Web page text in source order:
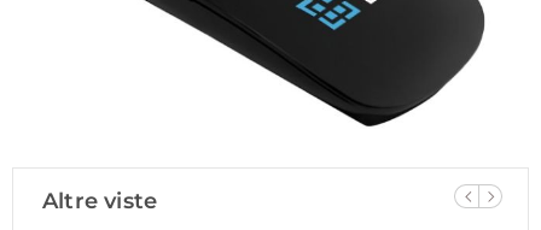
Altre viste